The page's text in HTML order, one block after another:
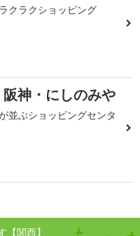
クラクショッピング
神・にしのみや
並ぶショッピングセンタ
関西】